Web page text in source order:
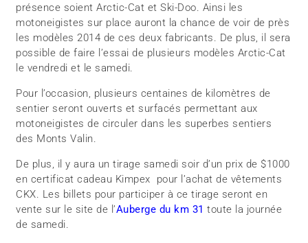
présence soient Arctic-Cat et Ski-Doo. Ainsi les
motoneigistes sur place auront la chance de voir de près
les modèles 2014 de ces deux fabricants. De plus, il sera
possible de faire l’essai de plusieurs modèles Arctic-Cat
le vendredi et le samedi.
Pour l’occasion, plusieurs centaines de kilomètres de
sentier seront ouverts et surfacés permettant aux
motoneigistes de circuler dans les superbes sentiers
des Monts Valin.
De plus, il y aura un tirage samedi soir d’un prix de $1000
en certificat cadeau Kimpex pour l’achat de vêtements
CKX. Les billets pour participer à ce tirage seront en
vente sur le site de l’Auberge du km 31 toute la journée
de samedi.